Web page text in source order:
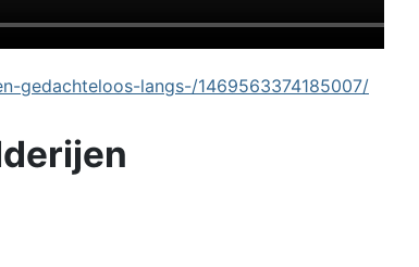
gedachteloos-langs-/1469563374185007/